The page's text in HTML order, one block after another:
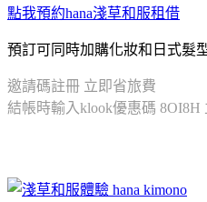
點我預約hana淺草和服租借
預訂可同時加購化妝和日式髮
邀請碼註冊 立即省旅費
結帳時輸入klook優惠碼 8OI8H